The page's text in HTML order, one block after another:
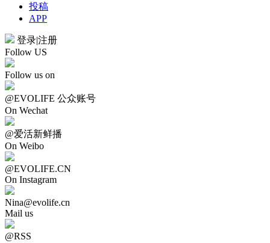
投稿
APP
登录|注册
Follow US
Follow us on
@EVOLIFE 公众账号
On Wechat
@爱活新鲜播
On Weibo
@EVOLIFE.CN
On Instagram
Nina@evolife.cn
Mail us
@RSS